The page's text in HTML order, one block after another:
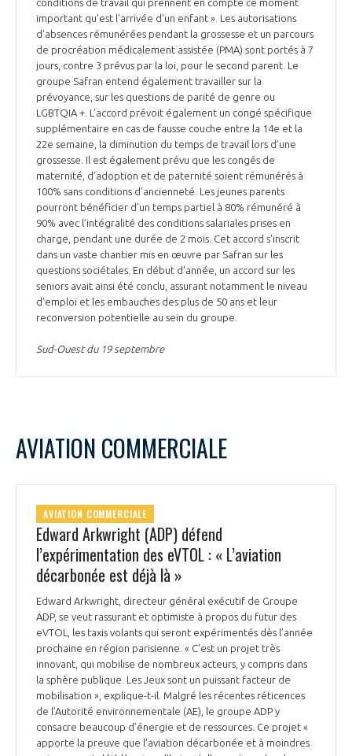
conditions de travail qui prennent en compte ce moment
important qu’est l’arrivée d’un enfant ». Les autorisations
d’absences rémunérées pendant la grossesse et un parcours
de procréation médicalement assistée (PMA) sont portés à 7
jours, contre 3 prévus par la loi, pour le second parent. Le
groupe Safran entend également travailler sur la
prévoyance, sur les questions de parité de genre ou
LGBTQIA +. L’accord prévoit également un congé spécifique
supplémentaire en cas de fausse couche entre la 14e et la
22e semaine, la diminution du temps de travail lors d’une
grossesse. Il est également prévu que les congés de
maternité, d’adoption et de paternité soient rémunérés à
100% sans conditions d’ancienneté. Les jeunes parents
pourront bénéficier d’un temps partiel à 80% rémunéré à
90% avec l’intégralité des conditions salariales prises en
charge, pendant une durée de 2 mois. Cet accord s’inscrit
dans un vaste chantier mis en œuvre par Safran sur les
questions sociétales. En début d’année, un accord sur les
seniors avait ainsi été conclu, assurant notamment le niveau
d’emploi et les embauches des plus de 50 ans et leur
reconversion potentielle au sein du groupe.
Sud-Ouest du 19 septembre
AVIATION COMMERCIALE
AVIATION COMMERCIALE
Edward Arkwright (ADP) défend
l’expérimentation des eVTOL : « L’aviation
décarbonée est déjà là »
Edward Arkwright, directeur général exécutif de Groupe
ADP, se veut rassurant et optimiste à propos du futur des
eVTOL, les taxis volants qui seront expérimentés dès l’année
prochaine en région parisienne. « C’est un projet très
innovant, qui mobilise de nombreux acteurs, y compris dans
la sphère publique. Les Jeux sont un puissant facteur de
mobilisation », explique-t-il. Malgré les récentes réticences
de l’Autorité environnementale (AE), le groupe ADP y
consacre beaucoup d’énergie et de ressources. Ce projet «
apporte la preuve que l’aviation décarbonée et à moindres